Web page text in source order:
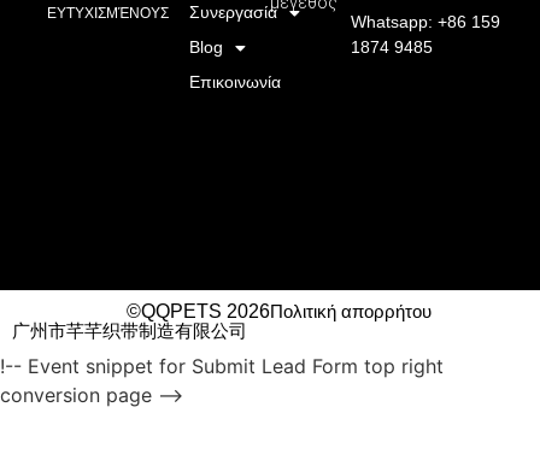
ΕΥΤΥΧΙΣΜΈΝΟΥΣ
Συνεργασία
Blog
Επικοινωνία
Whatsapp: +86 159
1874 9485
©QQPETS 2026Πολιτική απορρήτου
广州市芊芊织带制造有限公司
!-- Event snippet for Submit Lead Form top right
conversion page -->